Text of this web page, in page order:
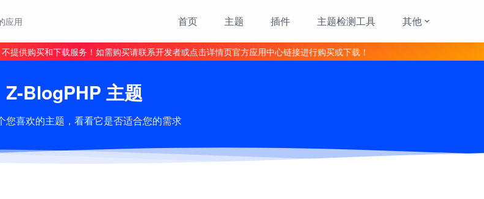
应用 首页 主题 插件 主题检测工具 其他
提供购买和下载服务！如需购买请联系开发者或点击详情页官方应用中心链接进行购买或下载！
Z-BlogPHP 主题
您喜欢的主题，看看它是否适合您的需求